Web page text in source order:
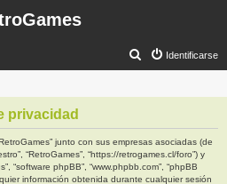
Identificarse
s
a
r
privacidad
junto con sus empresas asociadas (de
“RetroGames”, “https://retrogames.cl/foro”) y
“software phpBB”, “www.phpbb.com”, “phpBB
información obtenida durante cualquier sesión